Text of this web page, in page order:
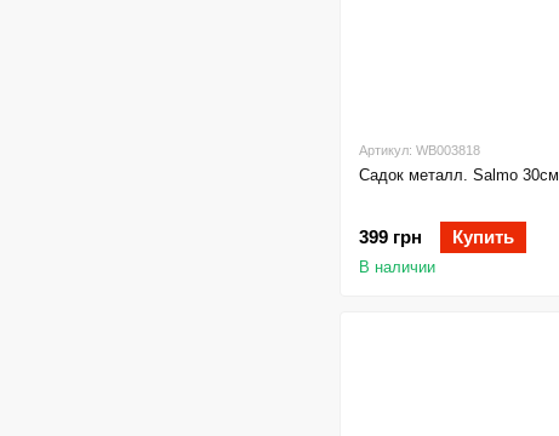
Артикул: WB003818
Садок металл. Salmo 30см
399 грн Купить
В наличии